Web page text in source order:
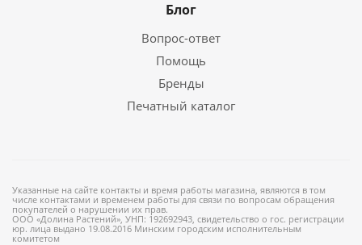
Блог
Вопрос-ответ
Помощь
Бренды
Печатный каталог
Указанные на сайте контакты и время работы магазина, являются в том
числе контактами и временем работы для связи по вопросам обращения
покупателей о нарушении их прав.
ООО «Долина Растений», УНП: 192692943, свидетельство о гос. регистрации
юр. лица выдано 19.08.2016 Минским городским исполнительным
комитетом